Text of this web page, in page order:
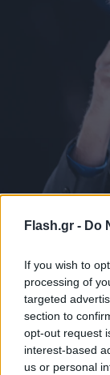
Flash.gr - Do
If you wish to
processing of
targeted
section to
opt-out request
interest-based
us or personal
«Νονός της
μπορούμε